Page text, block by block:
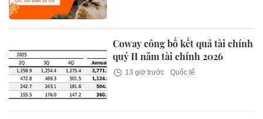
Coway công bố kết quả tài chính
quý II năm tài chính 2026
13 giờ trước Quốc tế